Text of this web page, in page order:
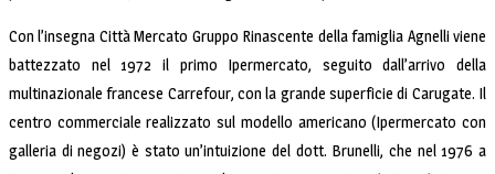
Con l’insegna Città Mercato Gruppo Rinascente della famiglia Agnelli viene
battezzato nel 1972 il primo Ipermercato, seguito dall’arrivo della
multinazionale francese Carrefour, con la grande superficie di Carugate. Il
centro commerciale realizzato sul modello americano (Ipermercato con
galleria di negozi) è stato un’intuizione del dott. Brunelli, che nel 1976 a